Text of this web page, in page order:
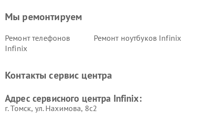
Мы ремонтируем
Ремонт телефонов
Infinix
Ремонт ноутбуков Infinix
Контакты сервис центра
Адрес сервисного центра Infinix:
г. Томск, ул. Нахимова, 8с2